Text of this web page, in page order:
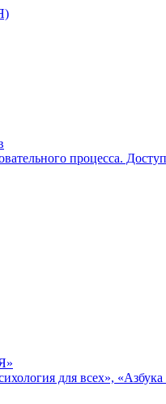
процесса.
для всех»,